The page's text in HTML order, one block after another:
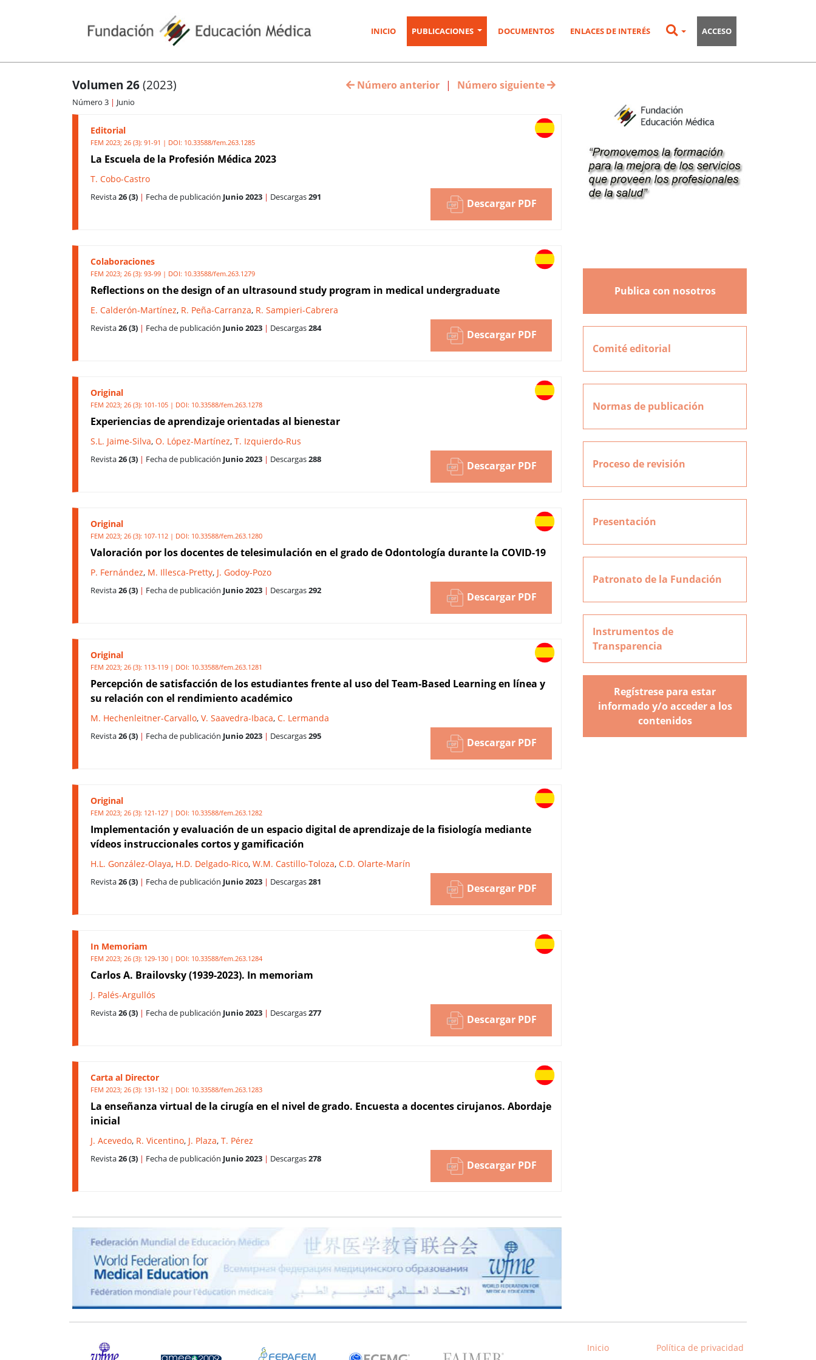
INICIO PUBLICACIONES DOCUMENTOS ENLACES DE INTERÉS ACCESO
Número siguiente
|
Número anterior
Volumen 26(2023)
Número 3 | Junio
Editorial
FEM 2023; 26 (3): 91-91 | DOI: 10.33588/fem.263.1285
La Escuela de la Profesión Médica 2023
T. Cobo-Castro
Revista26 (3) | Fecha de publicación Junio 2023 | Descargas291 Descargar PDF
Colaboraciones
FEM 2023; 26 (3): 93-99 | DOI: 10.33588/fem.263.1279
Reflections on the design of an ultrasound study program in medical undergraduate
E. Calderón-Martínez, R. Peña-Carranza, R. Sampieri-Cabrera
Revista26 (3) | Fecha de publicación Junio 2023 | Descargas284 Descargar PDF
Original
FEM 2023; 26 (3): 101-105 | DOI: 10.33588/fem.263.1278
Experiencias de aprendizaje orientadas al bienestar
S.L. Jaime-Silva, O. López-Martínez, T. Izquierdo-Rus
Revista26 (3) | Fecha de publicación Junio 2023 | Descargas288 Descargar PDF
Original
FEM 2023; 26 (3): 107-112 | DOI: 10.33588/fem.263.1280
Valoración por los docentes de telesimulación en el grado de Odontología durante la COVID-19
P. Fernández, M. Illesca-Pretty, J. Godoy-Pozo
Revista26 (3) | Fecha de publicación Junio 2023 | Descargas292 Descargar PDF
Original
FEM 2023; 26 (3): 113-119 | DOI: 10.33588/fem.263.1281
Percepción de satisfacción de los estudiantes frente al uso del Team-Based Learning en línea y
su relación con el rendimiento académico
M. Hechenleitner-Carvallo, V. Saavedra-Ibaca, C. Lermanda
Revista26 (3) | Fecha de publicación Junio 2023 | Descargas295 Descargar PDF
Original
FEM 2023; 26 (3): 121-127 | DOI: 10.33588/fem.263.1282
Implementación y evaluación de un espacio digital de aprendizaje de la fisiología mediante
vídeos instruccionales cortos y gamificación
H.L. González-Olaya, H.D. Delgado-Rico, W.M. Castillo-Toloza, C.D. Olarte-Marín
Revista26 (3) | Fecha de publicación Junio 2023 | Descargas281 Descargar PDF
In Memoriam
FEM 2023; 26 (3): 129-130 | DOI: 10.33588/fem.263.1284
Carlos A. Brailovsky (1939-2023). In memoriam
J. Palés-Argullós
Revista26 (3) | Fecha de publicación Junio 2023 | Descargas277 Descargar PDF
Carta al Director
FEM 2023; 26 (3): 131-132 | DOI: 10.33588/fem.263.1283
La enseñanza virtual de la cirugía en el nivel de grado. Encuesta a docentes cirujanos. Abordaje
inicial
J. Acevedo, R. Vicentino, J. Plaza, T. Pérez
Revista26 (3) | Fecha de publicación Junio 2023 | Descargas278 Descargar PDF
Publica con nosotros
Comité editorial
Normas de publicación
Proceso de revisión
Presentación
Patronato de la Fundación
Instrumentos de
Transparencia
Regístrese para estar
informado y/o acceder a los
contenidos
Política de privacidad
Inicio